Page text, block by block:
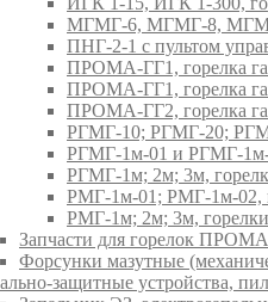
МГМГ-6, МГМГ-8, МГМГ-
ПНГ-2-1 с пультом
ПРОМА-ГГ1, горелка
ПРОМА-ГГ1, горелка
ПРОМА-ГГ2, горелка
РГМГ-10; РГМГ-20;
РГМГ-1м-01 и РГМГ-1м-
РГМГ-1м; 2м; 3м,
РМГ-1м-01; РМГ-1м-02,
РМГ-1м; 2м; 3м,
Запчасти для горелок ПРОМА
Форсунки мазутные
защитные устройства,